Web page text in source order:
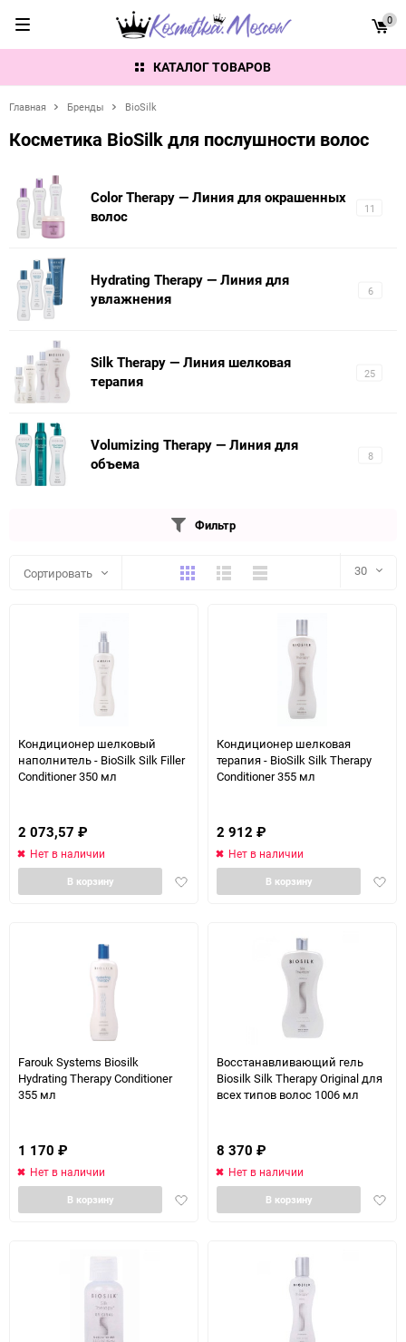
КАТАЛОГ ТОВАРОВ
0
Главная Бренды BioSilk
Косметика BioSilk для послушности волос
11
Color Therapy — Линия для окрашенных
волос
6
Hydrating Therapy — Линия для
увлажнения
25
Silk Therapy — Линия шелковая
терапия
8
Volumizing Therapy — Линия для
объема
Фильтр
Сортировать ПлиткаПодробноКомпактно 30
Кондиционер шелковый
наполнитель - BioSilk Silk Filler
Conditioner 350 мл
2 073,57 ₽
Нет в наличии
Добавить
В корзину
Кондиционер шелковая
терапия - BioSilk Silk Therapy
Conditioner 355 мл
2 912 ₽
Нет в наличии
В корзину
Farouk Systems Biosilk
Hydrating Therapy Conditioner
355 мл
1 170 ₽
Нет в наличии
Добавить
В корзину
Восстанавливающий гель
Biosilk Silk Therapy Original для
всех типов волос 1006 мл
8 370 ₽
Нет в наличии
В корзину